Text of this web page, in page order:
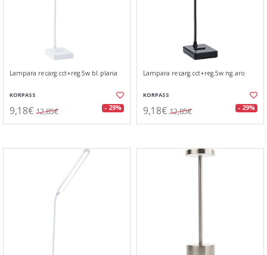
Lampara recarg.cct+reg.5w bl.plana
KORPASS
9,18€ 12,85€ - 29%
Lampara recarg.cct+reg.5w ng.aro
KORPASS
9,18€ 12,85€ - 29%